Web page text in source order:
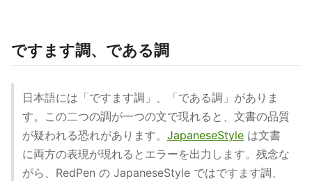
ですます調、である調
日本語には「ですます調」、「である調」がありま
す。この二つの調が一つの文で現れると、文書の品質
が疑われる恐れがあります。 JapaneseStyle は文書
に両方の表現が現れるとエラーを出力します。残念な
がら、RedPen の JapaneseStyle ではですます調、